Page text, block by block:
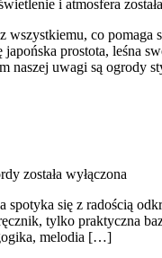
i atmosfera
co
prostota, leśna
naszej uwagi są ogrody
została wyłączona
się z radością
tylko praktyczna
melodia […]